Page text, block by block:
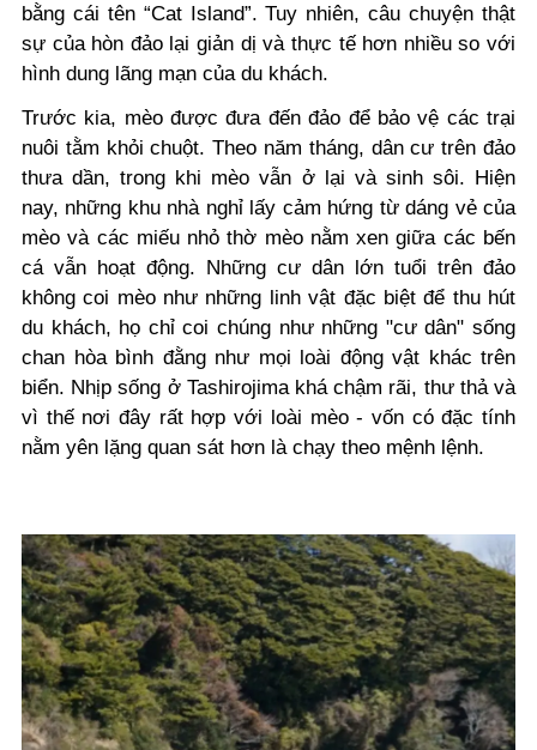
bằng cái tên “Cat Island”. Tuy nhiên, câu chuyện thật
sự của hòn đảo lại giản dị và thực tế hơn nhiều so với
hình dung lãng mạn của du khách.
Trước kia, mèo được đưa đến đảo để bảo vệ các trại
nuôi tằm khỏi chuột. Theo năm tháng, dân cư trên đảo
thưa dần, trong khi mèo vẫn ở lại và sinh sôi. Hiện
nay, những khu nhà nghỉ lấy cảm hứng từ dáng vẻ của
mèo và các miếu nhỏ thờ mèo nằm xen giữa các bến
cá vẫn hoạt động. Những cư dân lớn tuổi trên đảo
không coi mèo như những linh vật đặc biệt để thu hút
du khách, họ chỉ coi chúng như những "cư dân" sống
chan hòa bình đằng như mọi loài động vật khác trên
biển. Nhịp sống ở Tashirojima khá chậm rãi, thư thả và
vì thế nơi đây rất hợp với loài mèo - vốn có đặc tính
nằm yên lặng quan sát hơn là chạy theo mệnh lệnh.